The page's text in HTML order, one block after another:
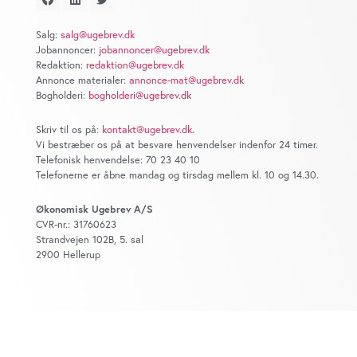
sociale medier, annonceringspartnere og
analysepartnere. Vores partnere kan kombinere disse
data med andre oplysninger, du har givet dem, eller som
de har indsamlet fra din brug af deres tjenester. Du
anvende vores hjemmeside.
Salg: salg@ugebrev.dk
Jobannoncer: jobannoncer@ugebrev.dk
Redaktion: redaktion@ugebrev.dk
Annonce materialer: annonce-mat@ugebrev.dk
Bogholderi: bogholderi@ugebrev.dk
Skriv til os på: kontakt@ugebrev.dk.
Vi bestræber os på at besvare henvendelser indenfor 24 timer.
Telefonisk henvendelse: 70 23 40 10
Telefonerne er åbne mandag og tirsdag mellem kl. 10 og 14.30.
Økonomisk Ugebrev A/S
CVR-nr.: 31760623
Strandvejen 102B, 5. sal
2900 Hellerup